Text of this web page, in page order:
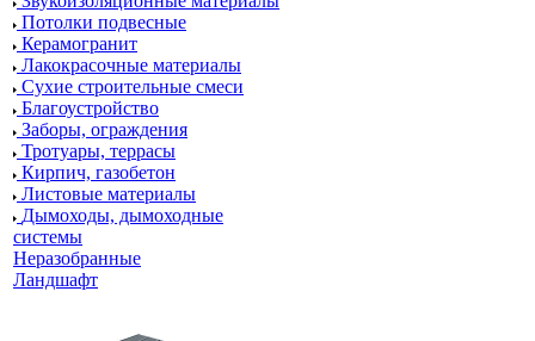
Потолки подвесные
Керамогранит
Лакокрасочные материалы
Сухие строительные смеси
Благоустройство
Заборы, ограждения
Тротуары, террасы
Кирпич, газобетон
Листовые материалы
Дымоходы, дымоходные
системы
Неразобранные
Ландшафт